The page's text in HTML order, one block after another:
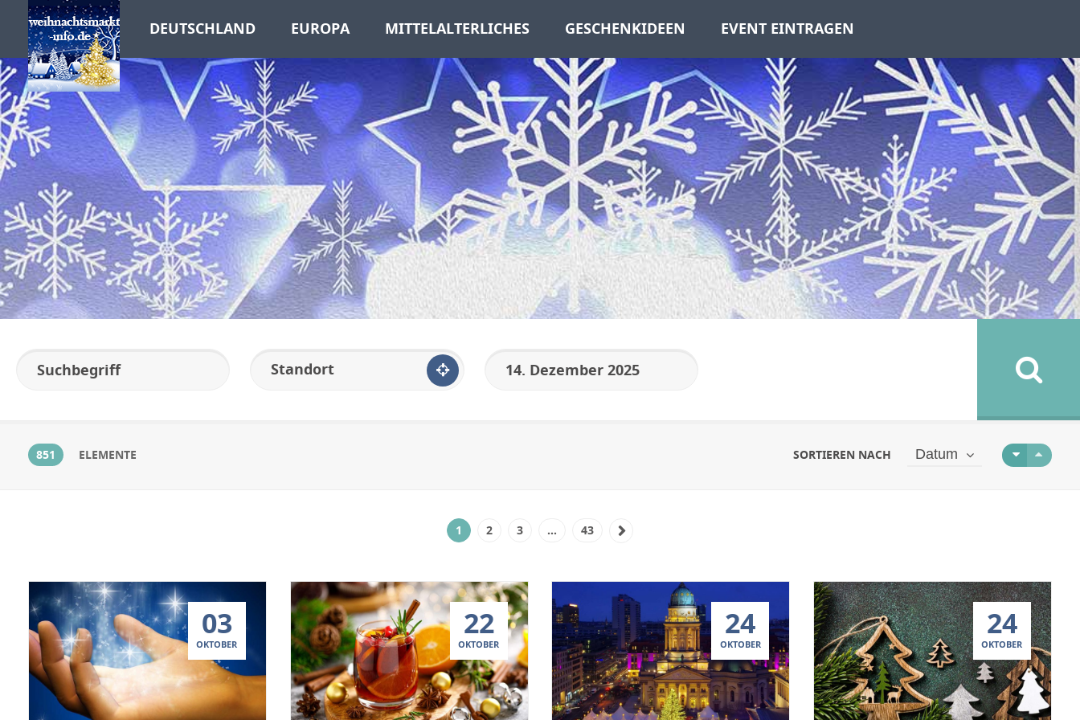
DEUTSCHLAND EUROPA MITTELALTERLICHES GESCHENKIDEEN EVENT EINTRAGEN
Standort
851 ELEMENTE SORTIEREN NACH Datum
1 2 3 … 43
03
OKTOBER
22
OKTOBER
24
OKTOBER
24
OKTOBER